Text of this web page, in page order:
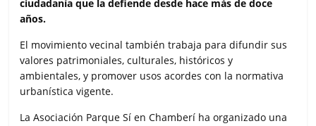
o
k
A
p
i
r
ciudadanía que la defiende desde hace más de doce
años.
El movimiento vecinal también trabaja para difundir sus
valores patrimoniales, culturales, históricos y
ambientales, y promover usos acordes con la normativa
urbanística vigente.
La Asociación Parque Sí en Chamberí ha organizado una